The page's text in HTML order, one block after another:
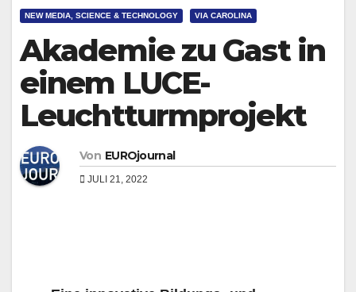
NEW MEDIA, SCIENCE & TECHNOLOGY VIA CAROLINA
Akademie zu Gast in
einem LUCE-
Leuchtturmprojekt
Von EUROjournal
JULI 21, 2022